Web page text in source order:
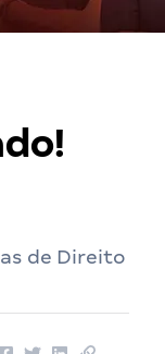
de Direito